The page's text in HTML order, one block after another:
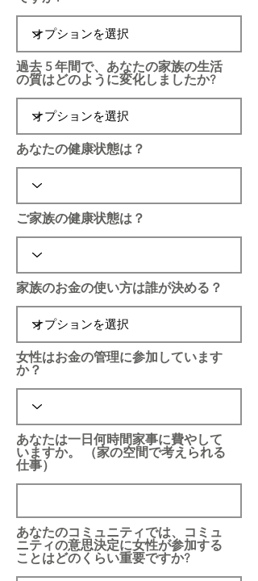
過去 5 年間で、あなたの家族の生活
の質はどのように変化しましたか?
あなたの健康状態は？
ご家族の健康状態は？
家族のお金の使い方は誰が決める？
女性はお金の管理に参加しています
か？
あなたは一日何時間家事に費やして
いますか。 （家の空間で考えられる
仕事）
あなたのコミュニティでは、コミュ
ニティの意思決定に女性が参加する
ことはどのくらい重要ですか?